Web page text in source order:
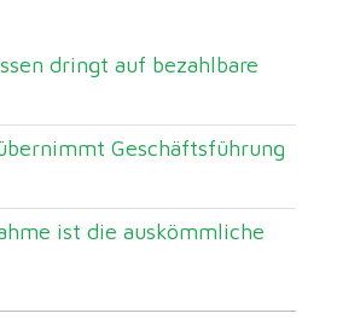
dringt auf bezahlbare
Geschäftsführung
ist die auskömmliche